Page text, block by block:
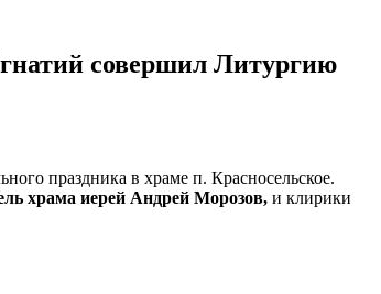
совершил Литургию
праздника в храме п. Красносельское.
храма иерей Андрей Морозов, и клирики